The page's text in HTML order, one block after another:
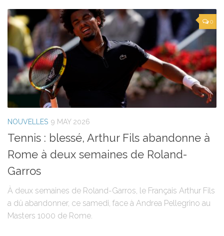
0
NOUVELLES 9 MAY 2026
Tennis : blessé, Arthur Fils abandonne à
Rome à deux semaines de Roland-
Garros
À deux semaines de Roland-Garros, le Français Arthur Fils
a dû abandonner, ce samedi, face à Andrea Pellegrino au
Masters 1000 de Rome.